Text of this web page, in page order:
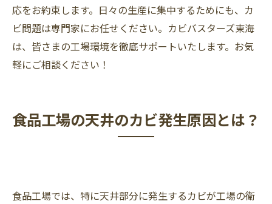
応をお約束します。日々の生産に集中するためにも、カ
ビ問題は専門家にお任せください。カビバスターズ東海
は、皆さまの工場環境を徹底サポートいたします。お気
軽にご相談ください！
食品工場の天井のカビ発生原因とは？
食品工場では、特に天井部分に発生するカビが工場の衛